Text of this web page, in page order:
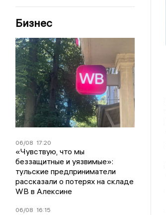
Бизнес
06/08 17:20
«Чувствую, что мы
беззащитные и уязвимые»:
тульские предприниматели
рассказали о потерях на складе
WB в Алексине
06/08 16:15